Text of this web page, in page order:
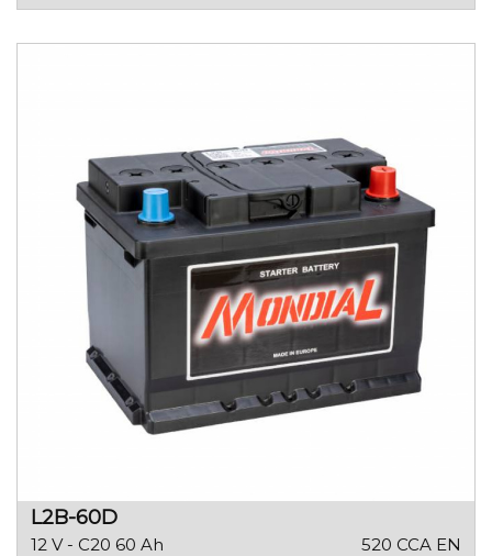
L2B-60D
12 V - C20 60 Ah
520 CCA EN